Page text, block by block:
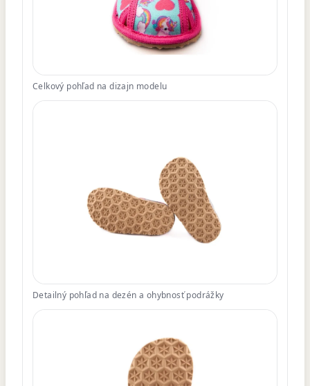
Celkový pohľad na dizajn modelu
Detailný pohľad na dezén a ohybnosť podrážky